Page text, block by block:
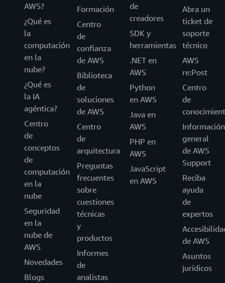
AWS?
¿Qué es
la
computación
en la
nube?
¿Qué es
la IA
agéntica?
Centro
de
conceptos
de
computación
en la
nube
Seguridad
en la
nube de
AWS
Novedades
Blogs
Formación
Centro
de
confianza
de AWS
Biblioteca
de
soluciones
de AWS
Centro
de
arquitectura
Preguntas
frecuentes
sobre
cuestiones
técnicas
y
productos
Informes
de
analistas
de
creadores
SDK y
herramientas
.NET en
AWS
Python
en AWS
Java en
AWS
PHP en
AWS
JavaScript
en AWS
Abra un
ticket de
soporte
técnico
AWS
re:Post
Centro
de
Información
general
de AWS
Support
Reciba
ayuda
de
expertos
de AWS
Asuntos
jurídicos